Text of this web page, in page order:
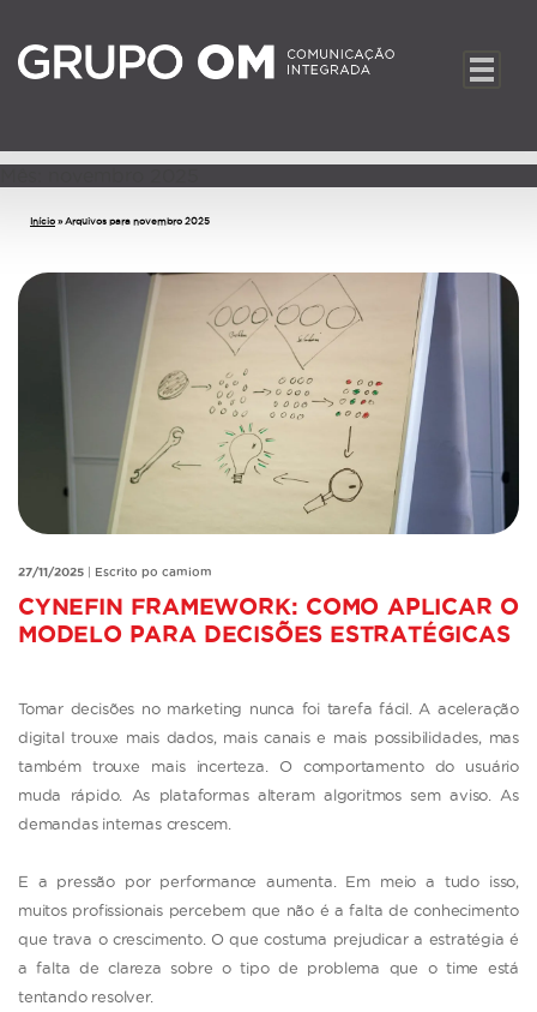
Início »Arquivos para novembro 2025
27/11/2025 Escrito po camiom
CYNEFIN FRAMEWORK: COMO APLICAR O
MODELO PARA DECISÕES ESTRATÉGICAS
Tomar decisões no marketing nunca foi tarefa fácil. A aceleração
digital trouxe mais dados, mais canais e mais possibilidades, mas
também trouxe mais incerteza. O comportamento do usuário
muda rápido. As plataformas alteram algoritmos sem aviso. As
demandas internas crescem.
E a pressão por performance aumenta. Em meio a tudo isso,
muitos profissionais percebem que não é a falta de conhecimento
que trava o crescimento. O que costuma prejudicar a estratégia é
a falta de clareza sobre o tipo de problema que o time está
tentando resolver.